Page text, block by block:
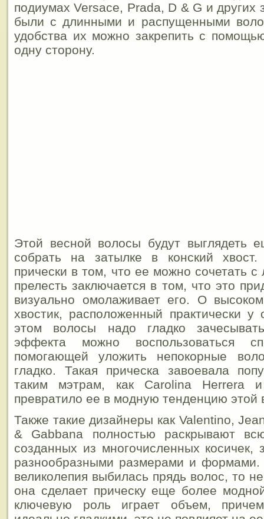
подиумах Versace, Prada, D & G и других
были с длинными и распущенными
удобства их можно закрепить с
одну сторону.
Этой весной волосы будут выглядеть
собрать на затылке в конский хвост.
прически в том, что ее можно сочетать
прелесть заключается в том, что это
визуально омолаживает его. О
хвостик, расположенный практически
этом волосы надо гладко
эффекта можно воспользоваться
помогающей уложить непокорные
гладко. Такая прическа завоевала
таким мэтрам, как Carolina Herrera
превратило ее в модную тенденцию этой
Также такие дизайнеры как Valentino,
& Gabbana полностью раскрывают
созданных из многочисленных косичек,
разнообразными размерами и формами.
великолепия выбилась прядь волос, то
она сделает прическу еще более
ключевую роль играет объем,